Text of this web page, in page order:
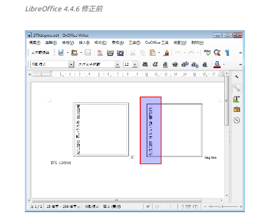
LibreOffice 4.4.6 修正前